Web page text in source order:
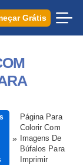
Grátis
Página Para
Colorir Com
Imagens De
Búfalos Para
Imprimir